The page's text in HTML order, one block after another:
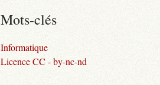
Mots-clés
Informatique
Licence CC - by-nc-nd